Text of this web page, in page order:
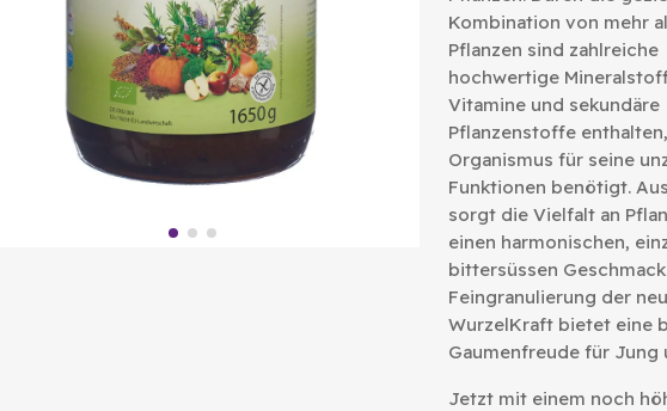
Kombination von mehr
Pflanzen sind zahlreiche
hochwertige
Vitamine und sekundäre
Pflanzenstoffe
Organismus für seine
Funktionen benötigt.
sorgt die Vielfalt an
einen harmonischen,
bittersüssen
Feingranulierung der
WurzelKraft bietet eine
Gaumenfreude für Jung
Jetzt mit einem noch